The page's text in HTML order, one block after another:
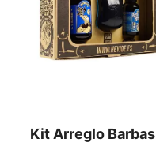
Kit Arreglo Barbas